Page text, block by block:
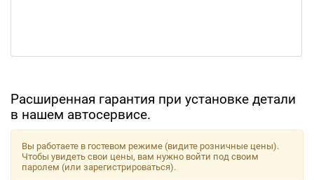
Расширенная гарантия при установке детали
в нашем автосервисе.
Вы работаете в гостевом режиме (видите розничные цены).
Чтобы увидеть свои цены, вам нужно войти под своим
паролем (или зарегистрироваться).